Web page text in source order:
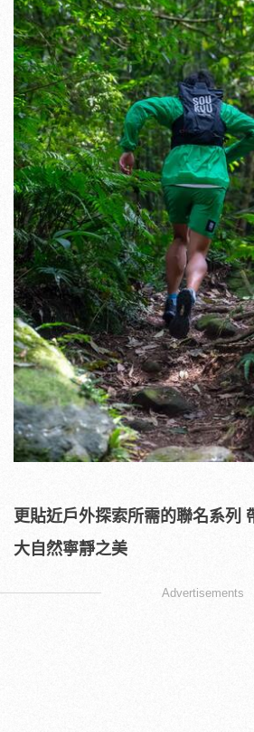
更貼近戶外探索所需的聯名系列
大自然寧靜之美
Advertisements